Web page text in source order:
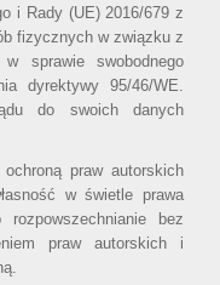
i Rady (UE) 2016/679 z
fizycznych w związku z
sprawie swobodnego
dyrektywy 95/46/WE.
do swoich danych
praw autorskich
w świetle prawa
bez
praw autorskich i